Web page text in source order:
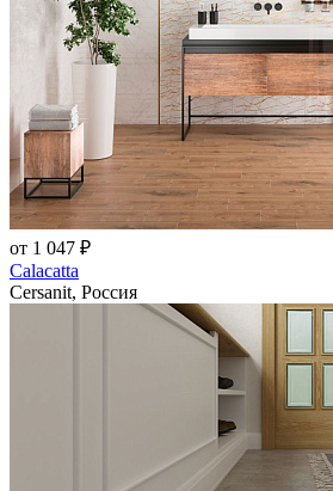
от 1 047 ₽
Calacatta
Cersanit, Россия